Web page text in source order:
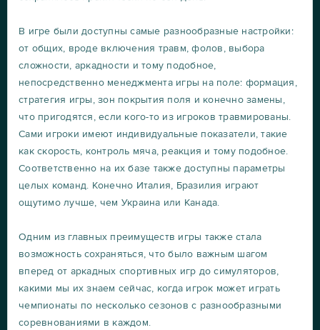
В игре были доступны самые разнообразные настройки:
от общих, вроде включения травм, фолов, выбора
сложности, аркадности и тому подобное,
непосредственно менеджмента игры на поле: формация,
стратегия игры, зон покрытия поля и конечно замены,
что пригодятся, если кого-то из игроков травмированы.
Сами игроки имеют индивидуальные показатели, такие
как скорость, контроль мяча, реакция и тому подобное.
Соответственно на их базе также доступны параметры
целых команд. Конечно Италия, Бразилия играют
ощутимо лучше, чем Украина или Канада.
Одним из главных преимуществ игры также стала
возможность сохраняться, что было важным шагом
вперед от аркадных спортивных игр до симуляторов,
какими мы их знаем сейчас, когда игрок может играть
чемпионаты по несколько сезонов с разнообразными
соревнованиями в каждом.